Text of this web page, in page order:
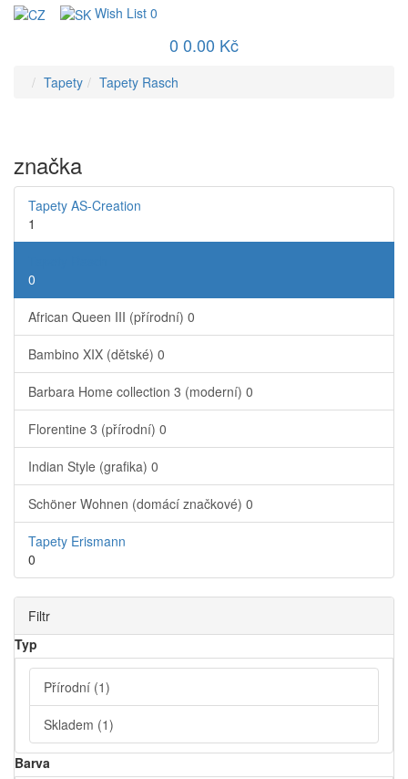
Wish List 0
0 0.00 Kč
Tapety Tapety Rasch
značka
Tapety AS-Creation
1
0
African Queen III (přírodní) 0
Bambino XIX (dětské) 0
Barbara Home collection 3 (moderní) 0
Florentine 3 (přírodní) 0
Indian Style (grafika) 0
Schöner Wohnen (domácí značkové) 0
Tapety Erismann
0
Filtr
Typ
Přírodní (1)
Skladem (1)
Barva